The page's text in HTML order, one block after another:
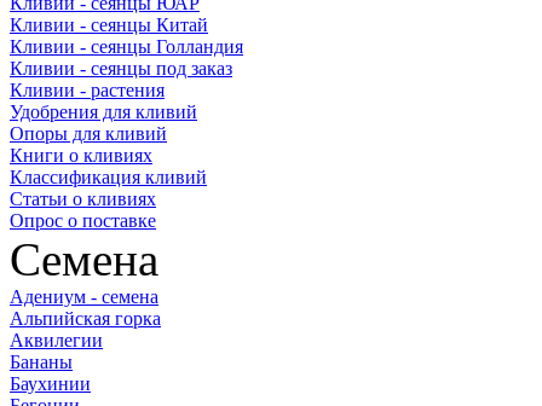
Кливии - сеянцы Китай
Кливии - сеянцы Голландия
Кливии - сеянцы под заказ
Кливии - растения
Удобрения для кливий
Опоры для кливий
Книги о кливиях
Классификация кливий
Статьи о кливиях
Опрос о поставке
Семена
Адениум - семена
Альпийская горка
Аквилегии
Бананы
Баухинии